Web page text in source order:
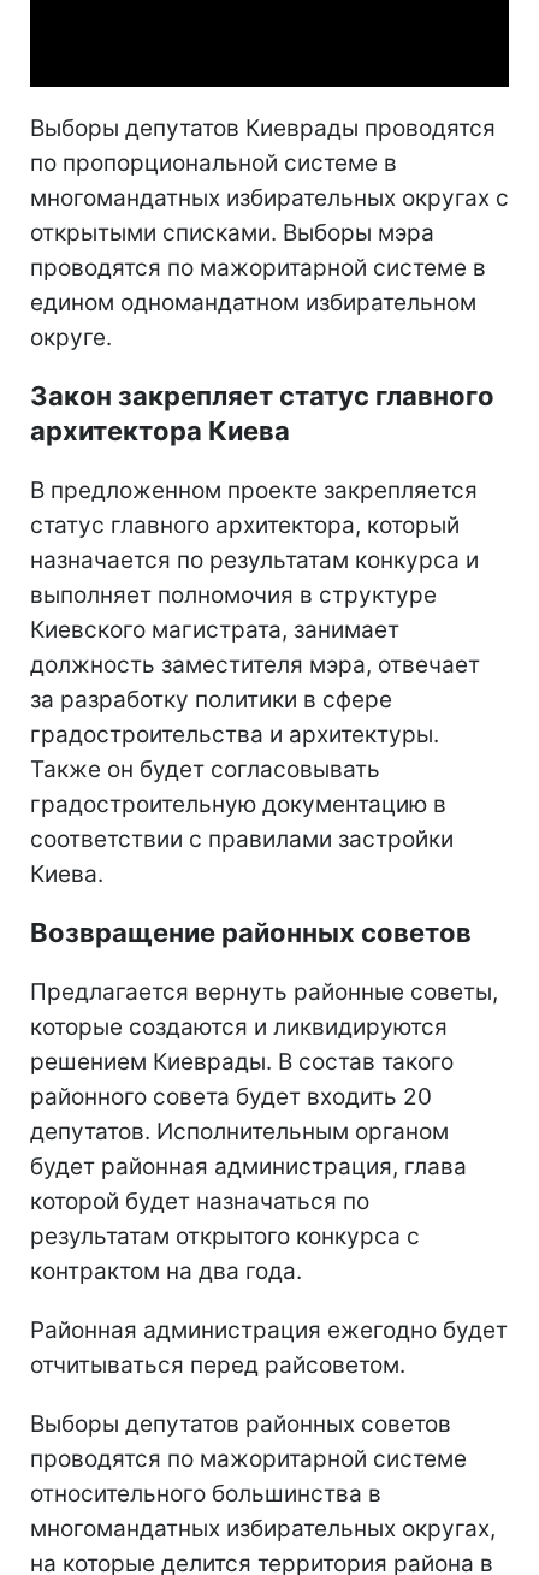
Выборы депутатов Киеврады проводятся
по пропорциональной системе в
многомандатных избирательных округах с
открытыми списками. Выборы мэра
проводятся по мажоритарной системе в
едином одномандатном избирательном
округе.
Закон закрепляет статус главного
архитектора Киева
В предложенном проекте закрепляется
статус главного архитектора, который
назначается по результатам конкурса и
выполняет полномочия в структуре
Киевского магистрата, занимает
должность заместителя мэра, отвечает
за разработку политики в сфере
градостроительства и архитектуры.
Также он будет согласовывать
градостроительную документацию в
соответствии с правилами застройки
Киева.
Возвращение районных советов
Предлагается вернуть районные советы,
которые создаются и ликвидируются
решением Киеврады. В состав такого
районного совета будет входить 20
депутатов. Исполнительным органом
будет районная администрация, глава
которой будет назначаться по
результатам открытого конкурса с
контрактом на два года.
Районная администрация ежегодно будет
отчитываться перед райсоветом.
Выборы депутатов районных советов
проводятся по мажоритарной системе
относительного большинства в
многомандатных избирательных округах,
на которые делится территория района в